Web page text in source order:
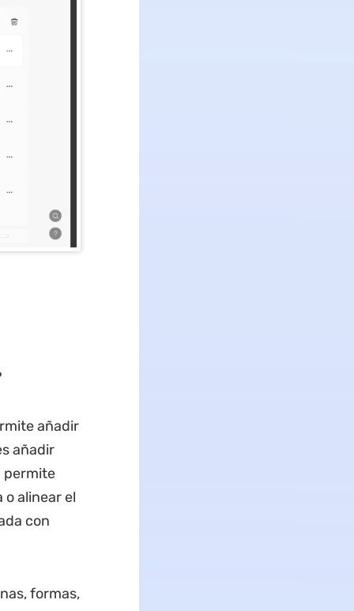
añadir
añadir
permite
o alinear el
con
formas,